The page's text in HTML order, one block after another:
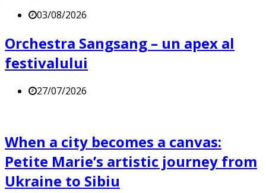
03/08/2026
Orchestra Sangsang – un apex al
festivalului
27/07/2026
When a city becomes a canvas:
Petite Marie’s artistic journey from
Ukraine to Sibiu